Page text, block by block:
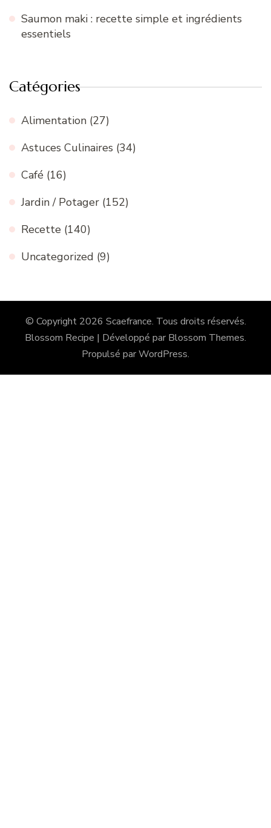
Saumon maki : recette simple et ingrédients
essentiels
Catégories
Alimentation (27)
Astuces Culinaires (34)
Café (16)
Jardin / Potager (152)
Recette (140)
Uncategorized (9)
© Copyright 2026 Scaefrance. Tous droits réservés.
Blossom Recipe | Développé par Blossom Themes.
Propulsé parWordPress.